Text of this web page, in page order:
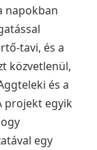
napokban
tavi, és a
közvetlenül,
és a
projekt egyik
egy